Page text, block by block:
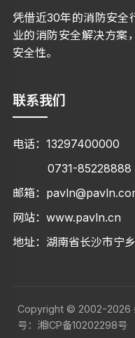
凭借近30年的消防安全
业的消防安全解决方案
安全性。
联系我们
电话： 13297400000
0731-85228888
邮箱：
网站： www.pavln.cn
地址：湖南省长沙市宁
Copyright © 2002-2026
号： 湘ICP备10202298号